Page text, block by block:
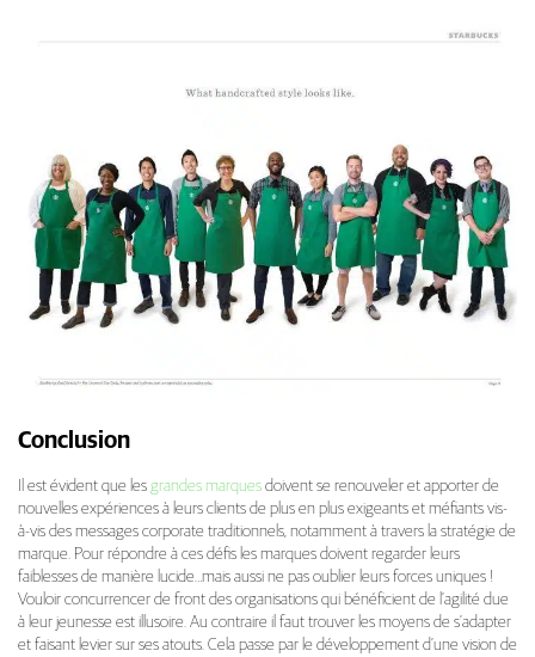
Conclusion
Il est évident que les grandes marques doivent se renouveler et apporter de
nouvelles expériences à leurs clients de plus en plus exigeants et méfiants vis-
à-vis des messages corporate traditionnels, notamment à travers la stratégie de
marque. Pour répondre à ces défis les marques doivent regarder leurs
faiblesses de manière lucide…mais aussi ne pas oublier leurs forces uniques !
Vouloir concurrencer de front des organisations qui bénéficient de l’agilité due
à leur jeunesse est illusoire. Au contraire il faut trouver les moyens de s’adapter
et faisant levier sur ses atouts. Cela passe par le développement d’une vision de